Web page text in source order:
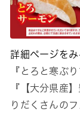
詳細ページをみ
『とろと寒ぶ
『【大分県産
りだくさんの